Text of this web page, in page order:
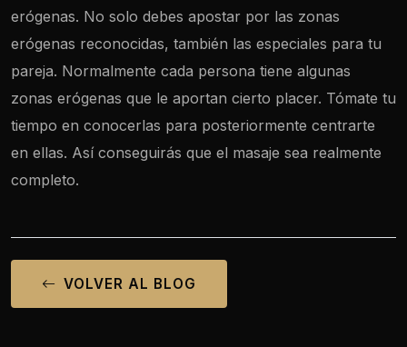
erógenas. No solo debes apostar por las zonas
erógenas reconocidas, también las especiales para tu
pareja. Normalmente cada persona tiene algunas
zonas erógenas que le aportan cierto placer. Tómate tu
tiempo en conocerlas para posteriormente centrarte
en ellas. Así conseguirás que el masaje sea realmente
completo.
VOLVER AL BLOG